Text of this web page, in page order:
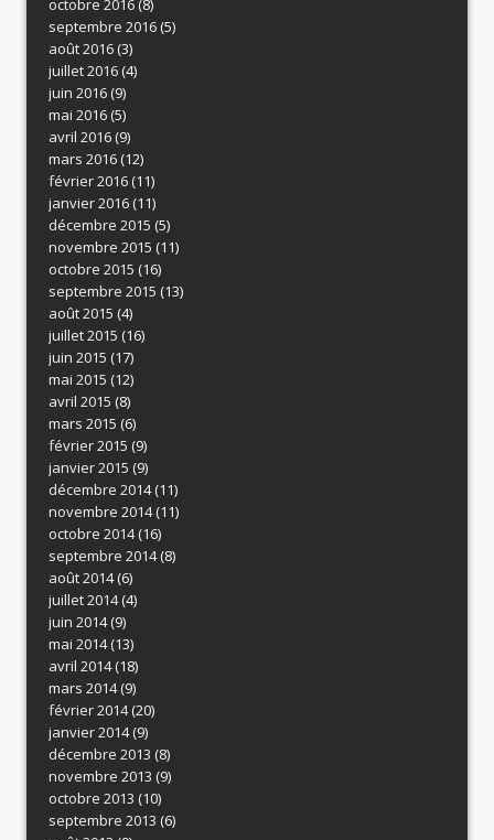
octobre 2016(8)
septembre 2016(5)
août 2016(3)
juillet 2016(4)
juin 2016(9)
mai 2016(5)
avril 2016(9)
mars 2016(12)
février 2016(11)
janvier 2016(11)
décembre 2015 (5)
novembre 2015 (11)
octobre 2015 (16)
septembre 2015 (13)
août 2015 (4)
juillet 2015 (16)
juin 2015 (17)
mai 2015 (12)
avril 2015 (8)
mars 2015 (6)
février 2015 (9)
janvier 2015 (9)
décembre 2014(11)
novembre 2014(11)
octobre 2014(16)
septembre 2014(8)
août 2014(6)
juillet 2014(4)
juin 2014(9)
mai 2014(13)
avril 2014(18)
mars 2014(9)
février 2014(20)
janvier 2014(9)
décembre 2013 (8)
novembre 2013 (9)
octobre 2013 (10)
septembre 2013 (6)